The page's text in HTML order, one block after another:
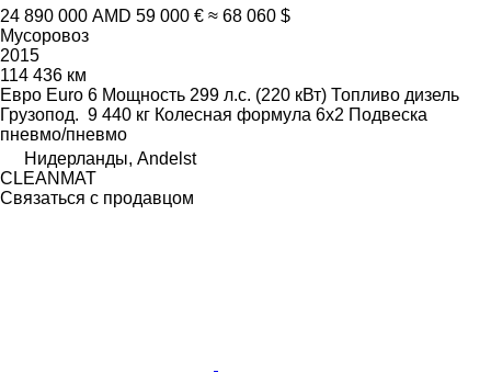
24 890 000 AMD 59 000 € ≈ 68 060 $
Мусоровоз
2015
114 436 км
Евро Euro 6 Мощность 299 л.с. (220 кВт) Топливо дизель
Грузопод. 9 440 кг Колесная формула 6x2 Подвеска
пневмо/пневмо
Нидерланды, Andelst
CLEANMAT
Связаться с продавцом